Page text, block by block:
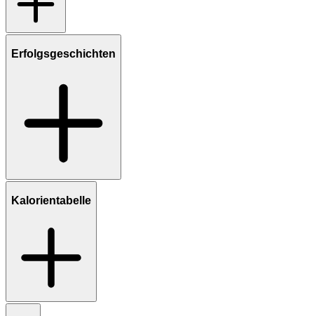
Erfolgsgeschichten
Kalorientabelle